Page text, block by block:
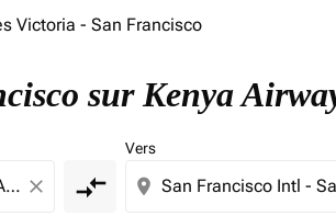
Victoria - San Francisco
sur Kenya
close compare_arrows
Vers
location_on
ou modifiez les dates ci-dessous afin